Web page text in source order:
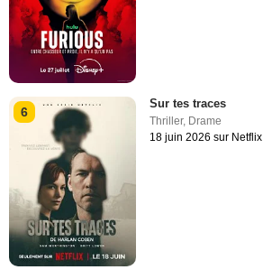
6
Sur tes traces
Thriller, Drame
18 juin 2026 sur Netflix